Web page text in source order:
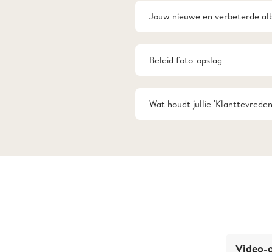
Jouw nieuwe en verbeterde
Beleid foto-opslag
Wat houdt jullie
Video-